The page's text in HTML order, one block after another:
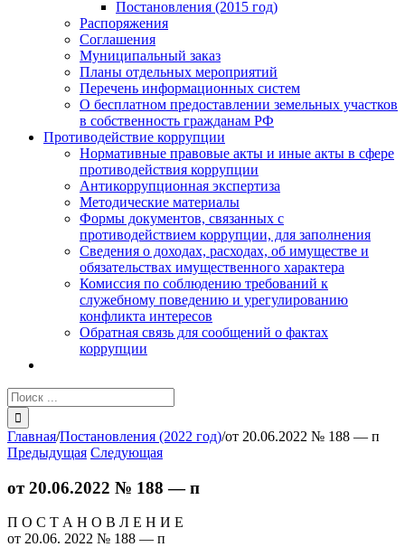
Постановления (2015 год)
Распоряжения
Соглашения
Муниципальный заказ
Планы отдельных мероприятий
Перечень информационных систем
О бесплатном предоставлении земельных участков
в собственность гражданам РФ
Противодействие коррупции
Нормативные правовые акты и иные акты в сфере
противодействия коррупции
Антикоррупционная экспертиза
Методические материалы
Формы документов, связанных с
противодействием коррупции, для заполнения
Сведения о доходах, расходах, об имуществе и
обязательствах имущественного характера
Комиссия по соблюдению требований к
служебному поведению и урегулированию
конфликта интересов
Обратная связь для сообщений о фактах
коррупции
Результат
поиска:
Главная/Постановления (2022 год)/от 20.06.2022 № 188 — п
Предыдущая Следующая
от 20.06.2022 № 188 — п
П О С Т А Н О В Л Е Н И Е
от 20.06. 2022 № 188 — п